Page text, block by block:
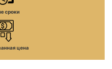
сроки
цена